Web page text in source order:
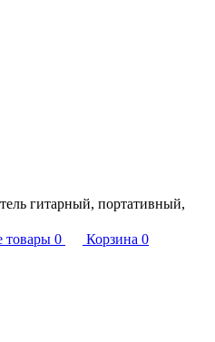
гитарный, портативный,
товары 0 Корзина 0